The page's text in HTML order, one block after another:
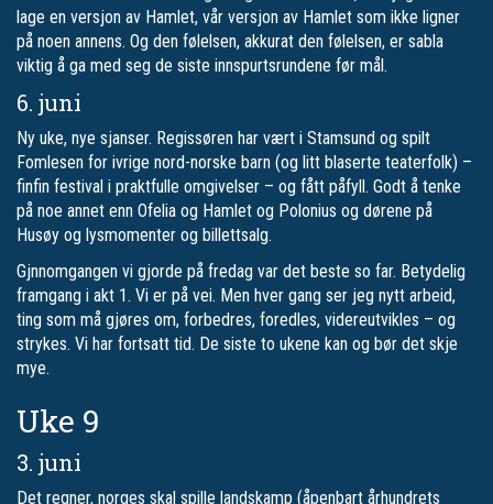
lage en versjon av Hamlet, vår versjon av Hamlet som ikke ligner
på noen annens. Og den følelsen, akkurat den følelsen, er sabla
viktig å ga med seg de siste innspurtsrundene før mål.
6. juni
Ny uke, nye sjanser. Regissøren har vært i Stamsund og spilt
Fomlesen for ivrige nord-norske barn (og litt blaserte teaterfolk) –
finfin festival i praktfulle omgivelser – og fått påfyll. Godt å tenke
på noe annet enn Ofelia og Hamlet og Polonius og dørene på
Husøy og lysmomenter og billettsalg.
Gjnnomgangen vi gjorde på fredag var det beste so far. Betydelig
framgang i akt 1. Vi er på vei. Men hver gang ser jeg nytt arbeid,
ting som må gjøres om, forbedres, foredles, videreutvikles – og
strykes. Vi har fortsatt tid. De siste to ukene kan og bør det skje
mye.
Uke 9
3. juni
Det regner, norges skal spille landskamp (åpenbart århundrets